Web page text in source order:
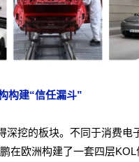
构建“信任漏斗”
深挖的板块。不同于消费电
在欧洲构建了一套四层